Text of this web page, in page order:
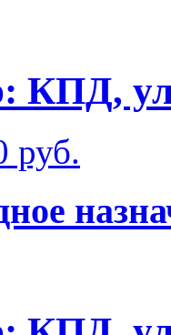
КПД,
руб.